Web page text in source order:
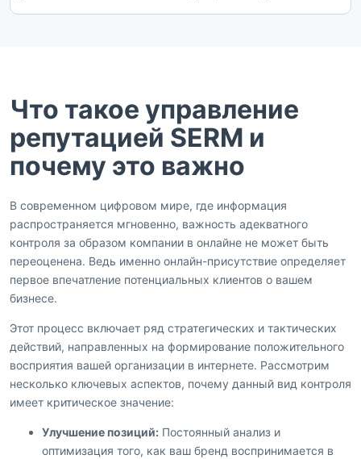
Что такое управление
репутацией SERM и
почему это важно
В современном цифровом мире, где информация
распространяется мгновенно, важность адекватного
контроля за образом компании в онлайне не может быть
переоценена. Ведь именно онлайн-присутствие определяет
первое впечатление потенциальных клиентов о вашем
бизнесе.
Этот процесс включает ряд стратегических и тактических
действий, направленных на формирование положительного
восприятия вашей организации в интернете. Рассмотрим
несколько ключевых аспектов, почему данный вид контроля
имеет критическое значение:
Улучшение позиций: Постоянный анализ и
оптимизация того, как ваш бренд воспринимается в